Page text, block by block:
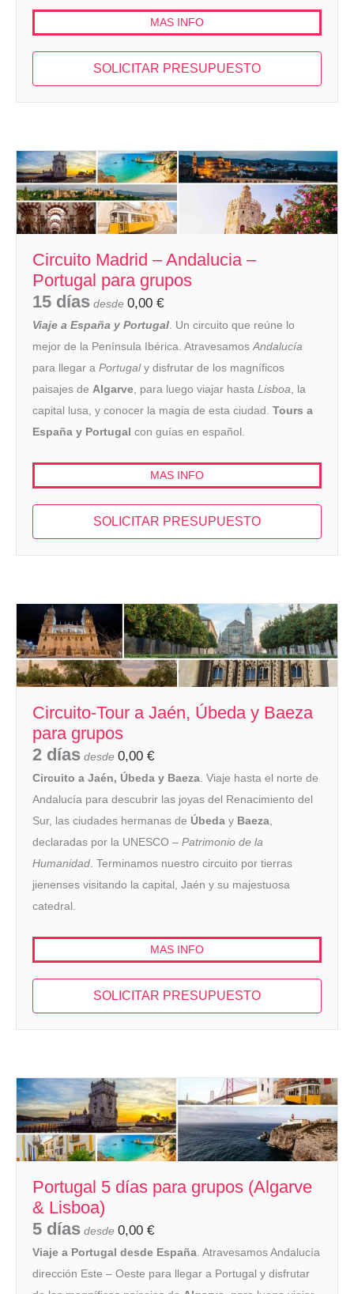
MAS INFO
SOLICITAR PRESUPUESTO
Circuito Madrid – Andalucia –
Portugal para grupos
15 días desde 0,00 €
Viaje a España y Portugal. Un circuito que reúne lo
mejor de la Península Ibérica. AtravesamosAndalucía
para llegar a Portugaly disfrutar de los magníficos
paisajes de Algarve, para luego viajar hasta Lisboa, la
capital lusa, y conocer la magia de esta ciudad. Tours a
España y Portugal con guías en español.
MAS INFO
SOLICITAR PRESUPUESTO
Circuito-Tour a Jaén, Úbeda y Baeza
para grupos
2 días desde 0,00 €
Circuito a Jaén, Úbeda y Baeza. Viaje hasta el norte de
Andalucía para descubrir las joyas del Renacimiento del
Sur, las ciudades hermanas de Úbeda y Baeza,
declaradas por la UNESCO – Patrimonio de la
Humanidad. Terminamos nuestro circuito por tierras
jienenses visitando la capital, Jaén y su majestuosa
catedral.
MAS INFO
SOLICITAR PRESUPUESTO
Portugal 5 días para grupos (Algarve
& Lisboa)
5 días desde 0,00 €
Viaje a Portugal desde España. Atravesamos Andalucía
dirección Este – Oeste para llegar a Portugal y disfrutar